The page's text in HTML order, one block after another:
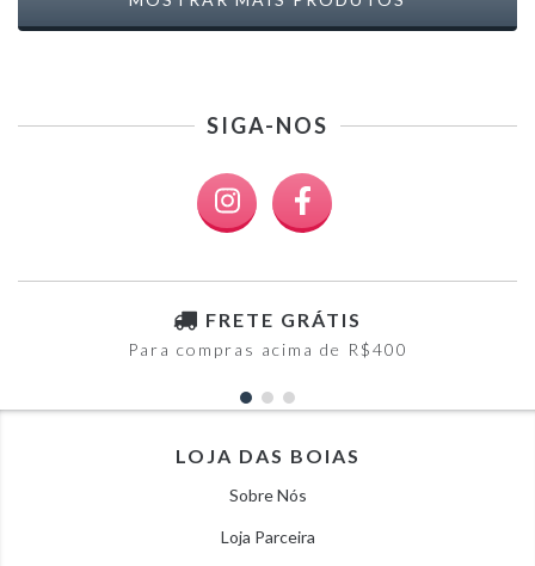
SIGA-NOS
FRETE GRÁTIS
Para compras acima de R$400
LOJA DAS BOIAS
Sobre Nós
Loja Parceira